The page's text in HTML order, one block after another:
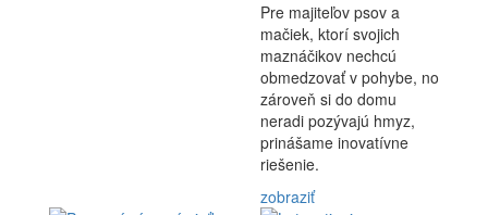
Pre majiteľov psov a
mačiek, ktorí svojich
maznáčikov nechcú
obmedzovať v pohybe, no
zároveň si do domu
neradi pozývajú hmyz,
prinášame inovatívne
riešenie.
zobraziť